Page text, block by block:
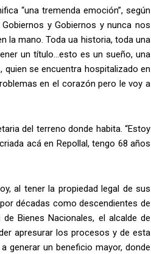
“una tremenda emoción”, según
y Gobiernos y nunca nos
la mano. Toda ua historia, toda una
un título…esto es un sueño, una
quien se encuentra hospitalizado en
en el corazón pero le voy a
del terreno donde habita. “Estoy
acá en Repollal, tengo 68 años
al tener la propiedad legal de sus
décadas como descendientes de
Bienes Nacionales, el alcalde de
apresurar los procesos y de esta
generar un beneficio mayor, donde